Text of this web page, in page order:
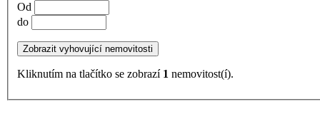
Od
do
Kliknutím na tlačítko se zobrazí 1 nemovitost(í).